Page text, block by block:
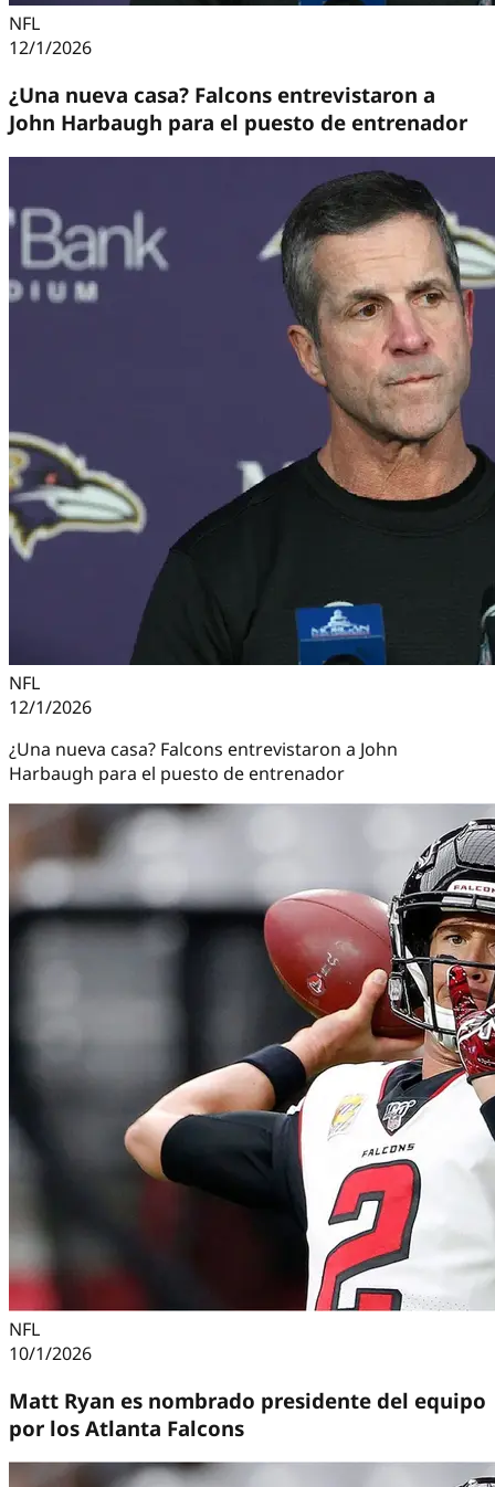
NFL
12/1/2026
¿Una nueva casa? Falcons entrevistaron a
John Harbaugh para el puesto de entrenador
NFL
12/1/2026
¿Una nueva casa? Falcons entrevistaron a John
Harbaugh para el puesto de entrenador
NFL
10/1/2026
Matt Ryan es nombrado presidente del equipo
por los Atlanta Falcons